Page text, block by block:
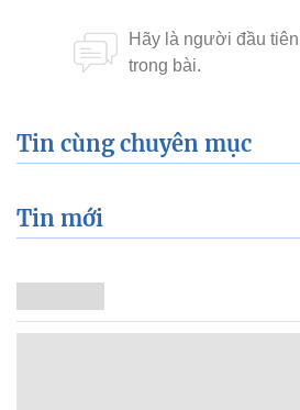
Tin cùng chuyên mục
Tin mới